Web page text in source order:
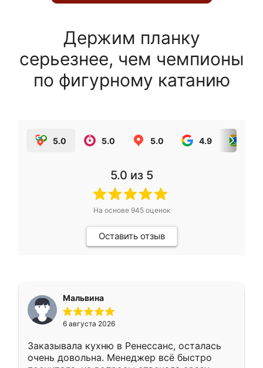
Держим планку
серьезнее, чем чемпионы
по фигурному катанию
5.0 5.0 5.0 4.9
5.0 из 5
На основе 945оценок
Оставить отзыв
Мальвина
6 августа 2026
Заказывала кухню в Ренессанс, осталась
очень довольна. Менеджер всё быстро